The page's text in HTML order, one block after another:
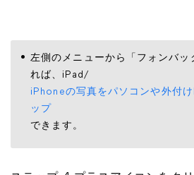
左側のメニューから「フォンバッ
れば、iPad/
iPhoneの写真をパソコンや外付
ップ
できます。